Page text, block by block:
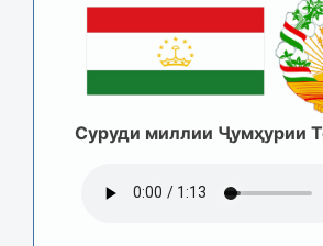
Суруди миллии Ҷумҳурии